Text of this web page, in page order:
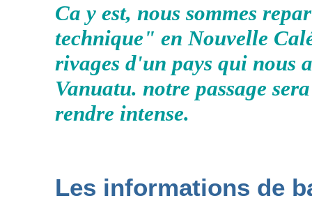
Ca y est, nous sommes
technique" en Nouvelle
rivages d'un pays qui nous
Vanuatu. notre passage
rendre intense.
Les informations de